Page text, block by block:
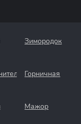
Зимородок
Горничная
Мажор